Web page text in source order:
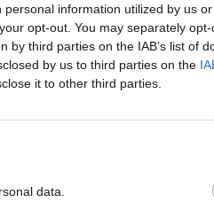
information utilized by us
opt-out. You may separately
third parties on the IAB’s list of
by us to third parties on the
it to other third parties.
data.
VIII Festival de Dança de Viana do
Centro Cultural